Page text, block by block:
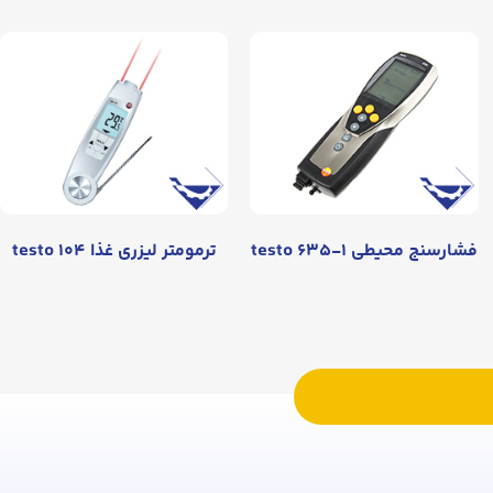
فشارسنج محیطی testo ۶۳۵-۱ ترمومتر لیزری غذا testo ۱۰۴